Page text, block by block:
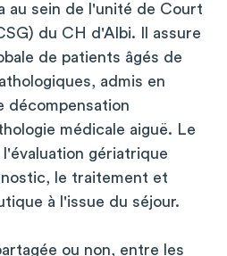
au sein de l'unité de Court
du CH d'Albi. Il assure
de patients âgés de
admis en
décompensation
médicale aiguë. Le
gériatrique
le traitement et
à l'issue du séjour.
ou non, entre les